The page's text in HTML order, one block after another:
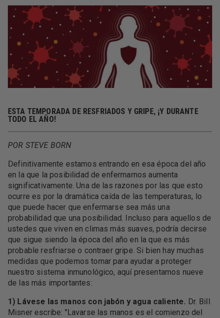
ESTA TEMPORADA DE RESFRIADOS Y GRIPE, ¡Y DURANTE
TODO EL AÑO!
POR STEVE BORN
Definitivamente estamos entrando en esa época del año
en la que la posibilidad de enfermarnos aumenta
significativamente. Una de las razones por las que esto
ocurre es por la dramática caída de las temperaturas, lo
que puede hacer que enfermarse sea más una
probabilidad que una posibilidad. Incluso para aquellos de
ustedes que viven en climas más suaves, podría decirse
que sigue siendo la época del año en la que es más
probable resfriarse o contraer gripe. Si bien hay muchas
medidas que podemos tomar para ayudar a proteger
nuestro sistema inmunológico, aquí presentamos nueve
de las más importantes:
1) Lávese las manos con jabón y agua caliente. Dr. Bill
Misner escribe: "Lavarse las manos es el comienzo del